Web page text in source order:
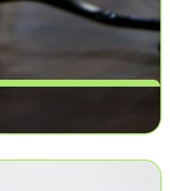
(RPM, vélo ou l'aérobic).